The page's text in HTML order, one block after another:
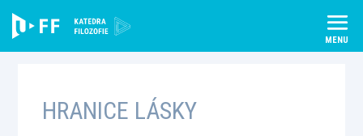
content
HRANICE LÁSKY